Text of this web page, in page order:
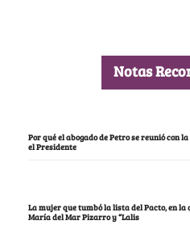
Notas
Por qué el abogado de Petro se reunió con
el Presidente
La mujer que tumbó la lista del Pacto, en
María del Mar Pizarro y “Lalis